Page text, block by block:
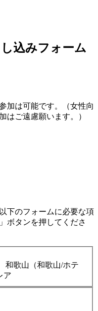
込みフォーム
加は可能です。（女性向
はご遠慮願います。）
下のフォームに必要な項
ボタンを押してくださ
和歌山（和歌山/ホテ
ア